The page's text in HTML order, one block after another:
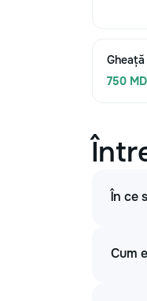
750
În ce
Cum